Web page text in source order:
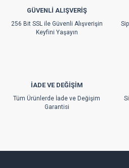
Ürün fiyatı diğer sitelerden daha
Bu ürüne benzer farklı alternatifler
GÜVENLİ ALIŞVERİŞ
256 Bit SSL ile Güvenli Alışverişin
Keyfini Yaşayın
İADE VE DEĞİŞİM
Tüm Ürünlerde İade ve Değişim
Garantisi